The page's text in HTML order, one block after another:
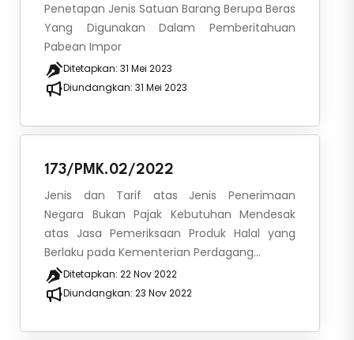
Penetapan Jenis Satuan Barang Berupa Beras
Yang Digunakan Dalam Pemberitahuan
Pabean Impor
Ditetapkan: 31 Mei 2023
Diundangkan: 31 Mei 2023
173/PMK.02/2022
Jenis dan Tarif atas Jenis Penerimaan
Negara Bukan Pajak Kebutuhan Mendesak
atas Jasa Pemeriksaan Produk Halal yang
Berlaku pada Kementerian Perdagang...
Ditetapkan: 22 Nov 2022
Diundangkan: 23 Nov 2022